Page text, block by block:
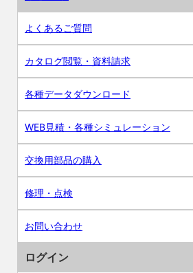
よくあるご質問
カタログ閲覧・資料請求
各種データダウンロード
WEB見積・各種シミュレーション
交換用部品の購入
修理・点検
お問い合わせ
ログイン